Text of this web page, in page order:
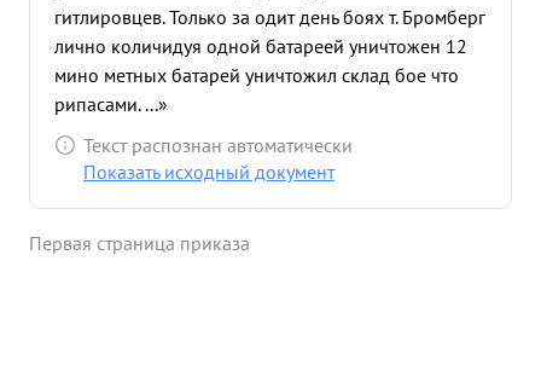
гитлировцев. Только за одит день боях т. Бромберг
лично количидуя одной батареей уничтожен 12
мино метных батарей уничтожил склад бое что
рипасами. ...»
Текст распознан автоматически
Показать исходный документ
Первая страница приказа